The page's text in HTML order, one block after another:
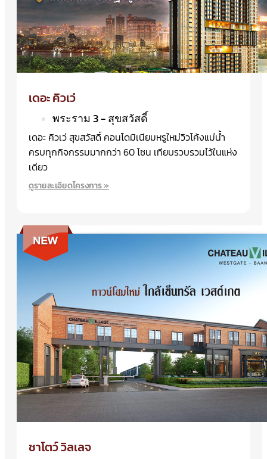
เดอะ คิวเว่
พระราม 3 - สุขสวัสดิ์
เดอะ คิวเว่ สุขสวัสดิ์ คอนโดมิเนียมหรูใหม่วิวโค้งแม่น้ำ
ครบทุกกิจกรรมมากกว่า 60 โซน เทียบรวบรวมไว้ในแห่ง
เดียว
ดูรายละเอียดโครงการ »
ชาโตว์ วิลเลจ